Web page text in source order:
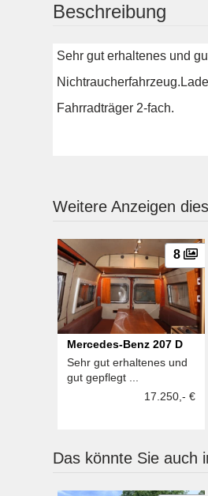
Beschreibung
Sehr gut erhaltenes und
Fahrradträger 2-fach.
Weitere Anzeigen
8
Mercedes-Benz 207 D
Sehr gut erhaltenes und
gut gepflegt ...
17.250,- €
Das könnte Sie auch